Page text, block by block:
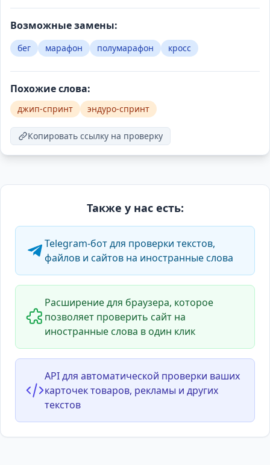
Возможные замены:
бег марафон полумарафон кросс
Похожие слова:
джип-спринт эндуро-спринт
Копировать ссылку на проверку
Также у нас есть:
Telegram-бот для проверки текстов,
файлов и сайтов на иностранные слова
Расширение для браузера, которое
позволяет проверить сайт на
иностранные слова в один клик
API для автоматической проверки ваших
карточек товаров, рекламы и других
текстов